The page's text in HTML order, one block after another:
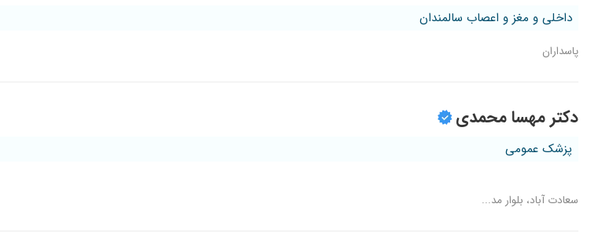
داخلی و مغز و اعصاب سالمندان
پاسداران
دکتر مهسا محمدی
پزشک عمومی
سعادت آباد، بلوار مد...